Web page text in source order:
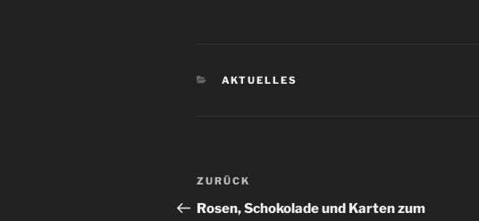
AKTUELLES
ZURÜCK
Rosen, Schokolade und Karten zum